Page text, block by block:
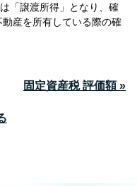
「譲渡所得」となり、確
産を所有している際の確
固定資産税 評価額 »